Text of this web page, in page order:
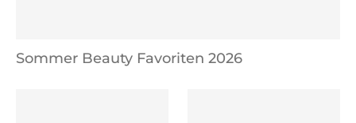
Sommer Beauty Favoriten 2026